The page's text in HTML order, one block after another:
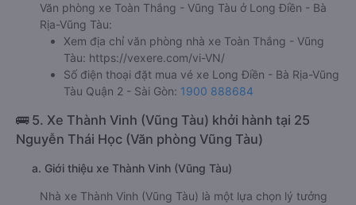
Văn phòng xe Toàn Thắng - Vũng Tàu ở Long Điền - Bà
Rịa-Vũng Tàu:
Xem địa chỉ văn phòng nhà xe Toàn Thắng - Vũng
Tàu: https://vexere.com/vi-VN/
Số điện thoại đặt mua vé xe Long Điền - Bà Rịa-Vũng
Tàu Quận 2 - Sài Gòn: 1900 888684
🚌 5. Xe Thành Vinh (Vũng Tàu) khởi hành tại 25
Nguyễn Thái Học (Văn phòng Vũng Tàu)
a. Giới thiệu xe Thành Vinh (Vũng Tàu)
Nhà xe Thành Vinh (Vũng Tàu) là một lựa chọn lý tưởng